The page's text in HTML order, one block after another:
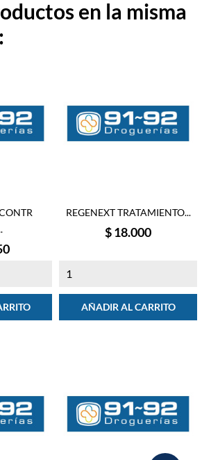
en la misma
REGENEXT TRATAMIENTO...
Precio
$ 18.000
AÑADIR AL CARRITO